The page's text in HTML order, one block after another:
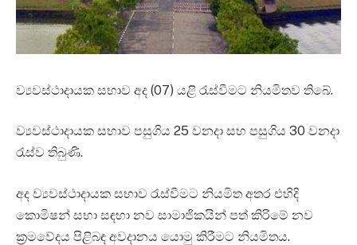
ව්‍යවස්ථාදායක සභාව අද (07) යළි රැස්වීමට නියමිතව තිබේ.
ව්‍යවස්ථාදායක සභාව පසුගිය 25 වනදා සහ පසුගිය 30 වනදා
රැස්ව තිබුණි.
අද ව්‍යවස්ථාදායක සභාව රැස්වීමට නියමිත අතර එහිදි
කොමිෂන් සභා සඳහා නව සාමාජිකයින් පත් කිරිමේ නව
ක්‍රමවේදය පිළිබඳ අවදානය යොමු කිරීමට නියමිතය.